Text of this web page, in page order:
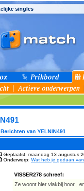
singles
Berichten van YELNIN491
Geplaatst: maandag 13 augustus
Onderwerp: Wat heb je gedaan
VISSER278 schreef:
Ze woont hier vlakbij hoor ,